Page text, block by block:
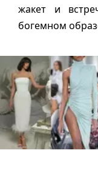
жакет и
богемном